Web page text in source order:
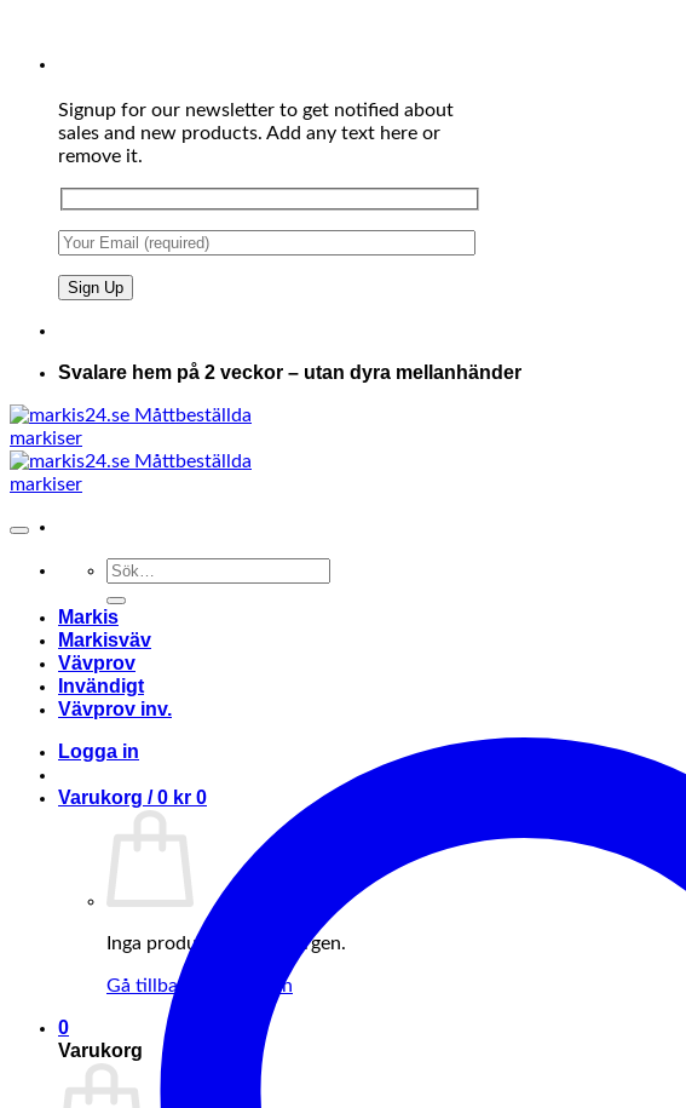
Signup for our newsletter to get notified about
sales and new products. Add any text here or
remove it.
Svalare hem på 2 veckor – utan dyra mellanhänder
Sök
Markis
Markisväv
Vävprov
Invändigt
Vävprov inv.
Logga in
Varukorg /0 kr 0
Inga produkter i varukorgen.
Gå tillbaka till butiken
0
Varukorg